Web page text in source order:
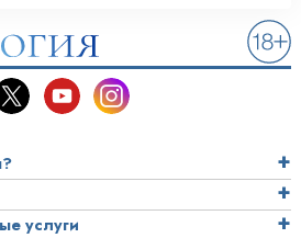
услуги